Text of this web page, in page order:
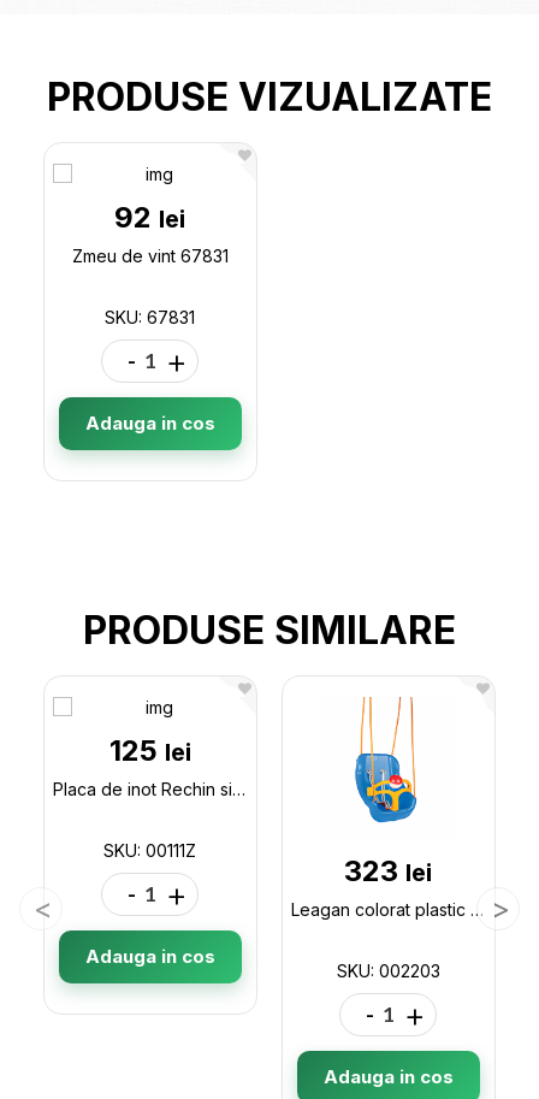
PRODUSE VIZUALIZATE
92 lei
Zmeu de vint 67831
SKU: 67831
- +
Adauga in cos
PRODUSE SIMILARE
125 lei
Placa de inot Rechin si Sirena 00111Z
SKU: 00111Z
- +
Adauga in cos
323 lei
Leagan colorat plastic 002203
SKU: 002203
- +
Adauga in cos